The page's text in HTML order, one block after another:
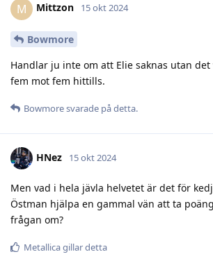
M Mittzon 15 okt 2024
Bowmore
Handlar ju inte om att Elie saknas utan
fem mot fem hittills.
Bowmoresvarade på detta.
HNez 15 okt 2024
Men vad i hela jävla helvetet är det för
Östman hjälpa en gammal vän att ta
frågan om?
Metallicagillar detta